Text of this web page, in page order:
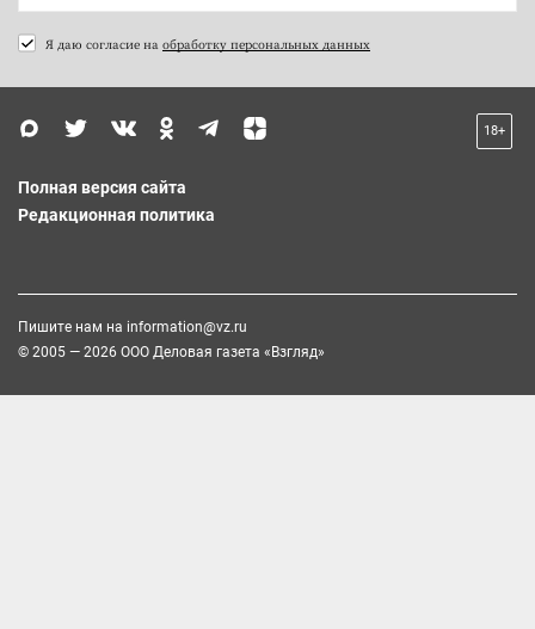
Я даю согласие на обработку персональных данных
18+
Полная версия сайта
Редакционная политика
Пишите нам на information@vz.ru
© 2005 — 2026 ООО Деловая газета «Взгляд»